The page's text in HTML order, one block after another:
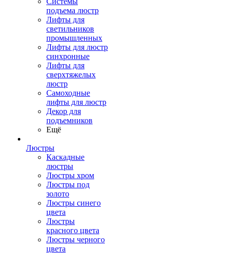
подъема люстр
Лифты для
светильников
промышленных
Лифты для люстр
синхронные
Лифты для
сверхтяжелых
люстр
Самоходные
лифты для люстр
Декор для
подъемников
Ещё
Люстры
Каскадные
люстры
Люстры хром
Люстры под
золото
Люстры синего
цвета
Люстры
красного цвета
Люстры черного
цвета